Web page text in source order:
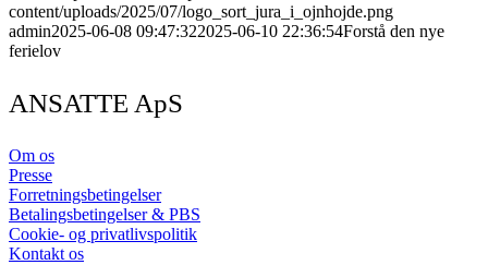
content/uploads/2025/07/logo_sort_jura_i_ojnhojde.png
admin2025-06-08 09:47:322025-06-10 22:36:54Forstå den nye
ferielov
ANSATTE ApS
Om os
Presse
Forretningsbetingelser
Betalingsbetingelser & PBS
Cookie- og privatlivspolitik
Kontakt os